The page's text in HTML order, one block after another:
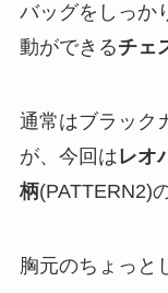
バッグをしっか
動ができるチェ
通常はブラック
が、今回はレオ
柄(PATTERN2)
胸元のちょっと